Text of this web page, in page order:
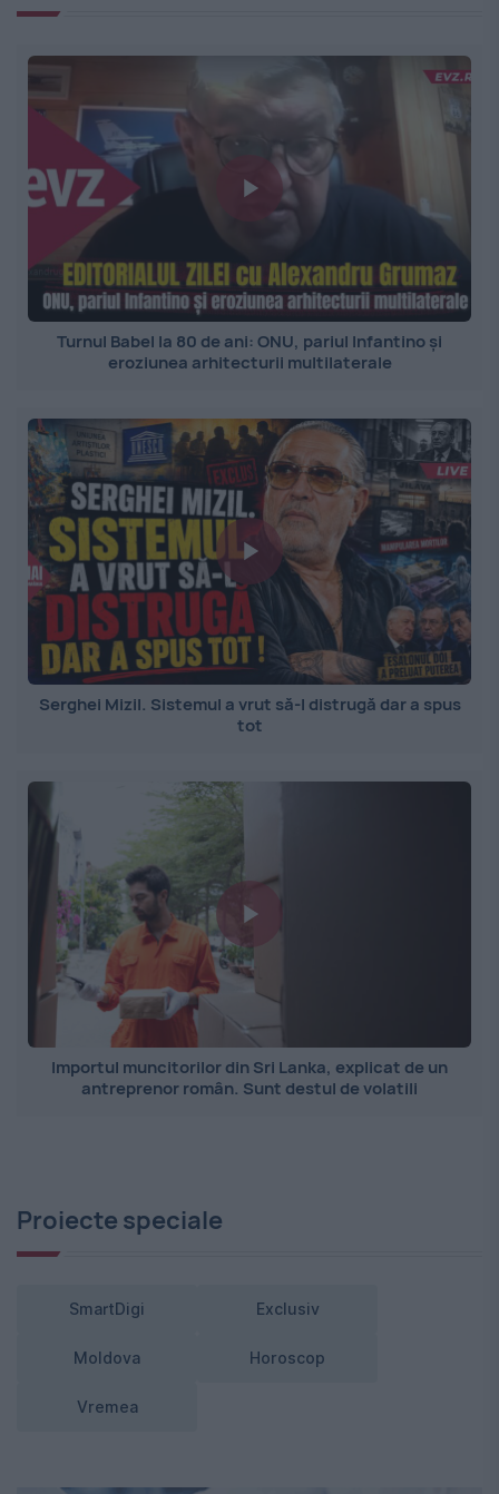
Turnul Babel la 80 de ani: ONU, pariul Infantino și
eroziunea arhitecturii multilaterale
Serghei Mizil. Sistemul a vrut să-l distrugă dar a spus
tot
Importul muncitorilor din Sri Lanka, explicat de un
antreprenor român. Sunt destul de volatili
Proiecte speciale
SmartDigi Exclusiv
Moldova Horoscop
Vremea